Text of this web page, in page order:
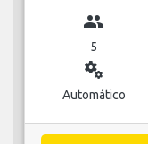
group
5
miscellaneous_services
Automático